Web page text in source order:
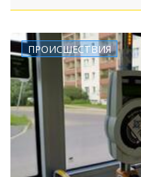
ПРОИСШЕСТВИЯ